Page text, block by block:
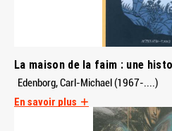
La maison de la faim : une
Edenborg, Carl-Michael (1967-....)
En savoir plus